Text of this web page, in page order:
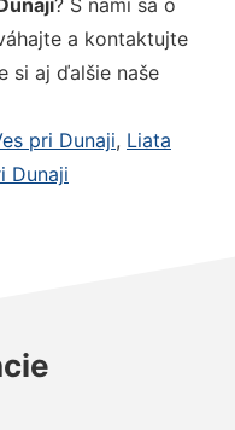
a kontaktujte
si aj ďalšie naše
pri Dunaji, Liata
Dunaji